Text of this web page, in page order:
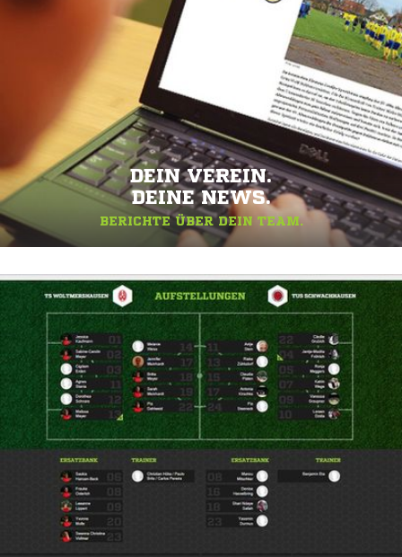
DEIN VEREIN.
DEINE NEWS.
BERICHTE ÜBER DEIN TEAM.